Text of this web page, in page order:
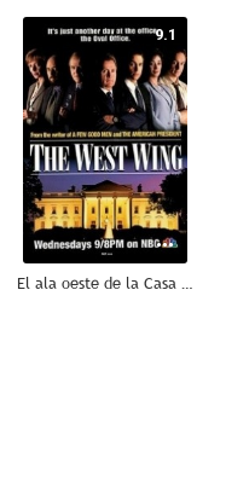
9.1
El ala oeste de la Casa Blanca